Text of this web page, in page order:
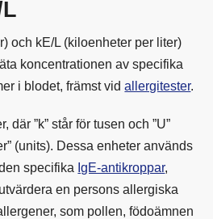
och kE/L (kiloenheter per liter)
koncentrationen av specifika
i blodet, främst vidallergitester.
där ”k” står för tusen och ”U”
(units). Dessa enheter används
specifika IgE-antikroppar,
en persons allergiska
som pollen, födoämnen